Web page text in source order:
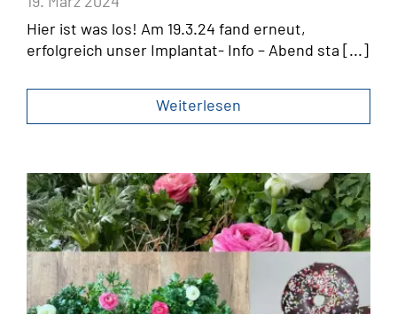
Hier ist was los! Am 19.3.24 fand erneut,
erfolgreich unser Implantat- Info – Abend sta [...]
Weiterlesen